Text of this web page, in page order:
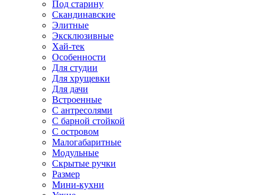
Под старину
Скандинавские
Элитные
Эксклюзивные
Хай-тек
Особенности
Для студии
Для хрущевки
Для дачи
Встроенные
С антресолями
С барной стойкой
С островом
Малогабаритные
Модульные
Скрытые ручки
Размер
Мини-кухни